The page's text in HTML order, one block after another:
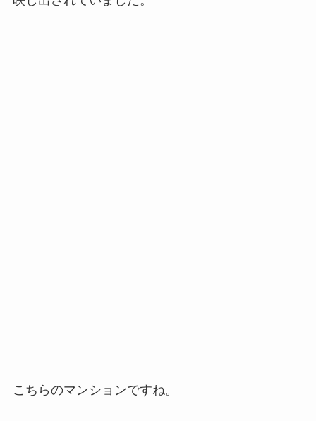
こちらのマンションですね。